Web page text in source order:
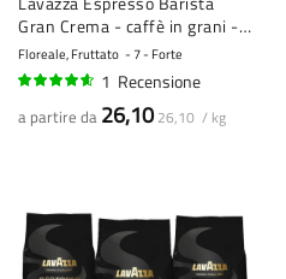
Gran Crema - caffè in grani -
1 kg
Floreale, Fruttato 7 - Forte
1 Recensione
a partire da 26,10 26,10 / kg